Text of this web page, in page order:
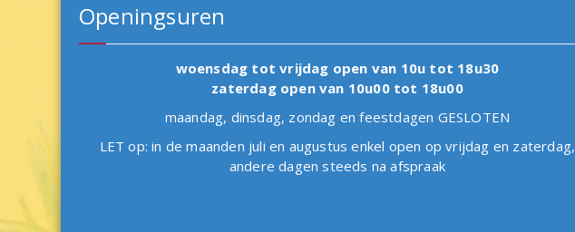
Openingsuren
woensdag tot vrijdag open van 10u tot 18u30
zaterdag open van 10u00 tot 18u00
maandag, dinsdag, zondag en feestdagen GESLOTEN
LET op: in de maanden juli en augustus enkel open op vrijdag en zaterdag,
andere dagen steeds na afspraak